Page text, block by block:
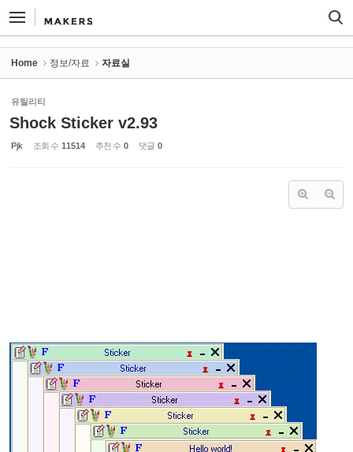
Home 정보/자료 자료실
유틸리티
Shock Sticker v2.93
Pjk 조회 수 11514 추천 수 0 댓글 0